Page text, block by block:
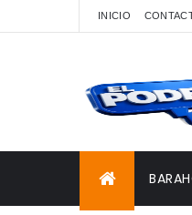
INICIO